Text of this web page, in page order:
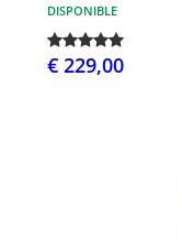
DISPONIBLE
€ 229,00